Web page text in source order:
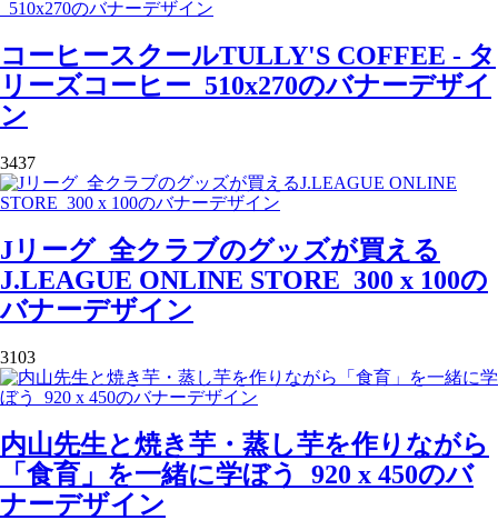
コーヒースクールTULLY'S COFFEE - タ
リーズコーヒー_510x270のバナーデザイ
ン
3437
Jリーグ_全クラブのグッズが買える
J.LEAGUE ONLINE STORE_300 x 100の
バナーデザイン
3103
内山先生と焼き芋・蒸し芋を作りながら
「食育」を一緒に学ぼう_920 x 450のバ
ナーデザイン